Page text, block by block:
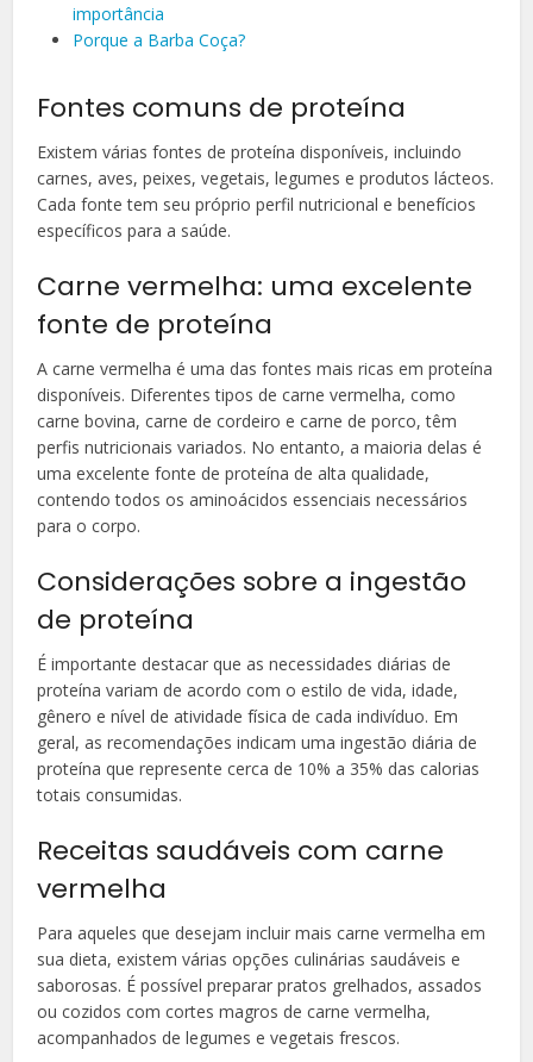
importância
Porque a Barba Coça?
Fontes comuns de proteína
Existem várias fontes de proteína disponíveis, incluindo
carnes, aves, peixes, vegetais, legumes e produtos lácteos.
Cada fonte tem seu próprio perfil nutricional e benefícios
específicos para a saúde.
Carne vermelha: uma excelente
fonte de proteína
A carne vermelha é uma das fontes mais ricas em proteína
disponíveis. Diferentes tipos de carne vermelha, como
carne bovina, carne de cordeiro e carne de porco, têm
perfis nutricionais variados. No entanto, a maioria delas é
uma excelente fonte de proteína de alta qualidade,
contendo todos os aminoácidos essenciais necessários
para o corpo.
Considerações sobre a ingestão
de proteína
É importante destacar que as necessidades diárias de
proteína variam de acordo com o estilo de vida, idade,
gênero e nível de atividade física de cada indivíduo. Em
geral, as recomendações indicam uma ingestão diária de
proteína que represente cerca de 10% a 35% das calorias
totais consumidas.
Receitas saudáveis com carne
vermelha
Para aqueles que desejam incluir mais carne vermelha em
sua dieta, existem várias opções culinárias saudáveis e
saborosas. É possível preparar pratos grelhados, assados
ou cozidos com cortes magros de carne vermelha,
acompanhados de legumes e vegetais frescos.